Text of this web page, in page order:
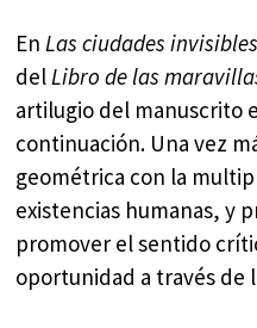
EnLas ciudades invisibles
delLibro de las
artilugio del manuscrito
continuación. Una vez
geométrica con la
existencias humanas, y
promover el sentido
oportunidad a través de